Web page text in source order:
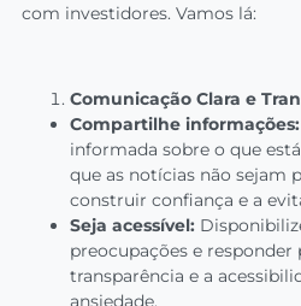
com investidores. Vamos lá:
Comunicação Clara e
Compartilhe informações:
informada sobre o que
que as notícias não sejam
construir confiança e a
Seja acessível:
preocupações e responder
transparência e a
ansiedade.